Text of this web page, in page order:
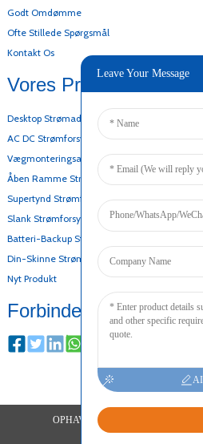
Godt Omdømme
Ofte Stillede Spørgsmål
Kontakt Os
Vores Produkter
Desktop Strømadapter
AC DC Strømforsyning
Vægmonteringsadapter
Åben Ramme Strømforsyning
Supertynd Strømforsyning
Slank Strømforsyning
Batteri-Backup Strømforsyning
Din-Skinne Strømforsyning
Nyt Produkt
Forbinde
OPHAVSRET © 2024 ALLE
SITEMAP
Leave Your Message
AI